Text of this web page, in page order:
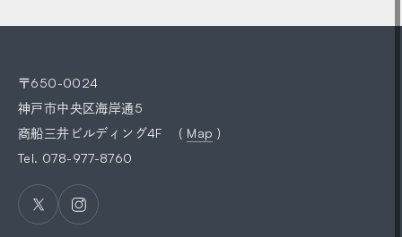
〒650-0024
神戸市中央区海岸通5
商船三井ビルディング4F ( Map )
Tel. 078-977-8760